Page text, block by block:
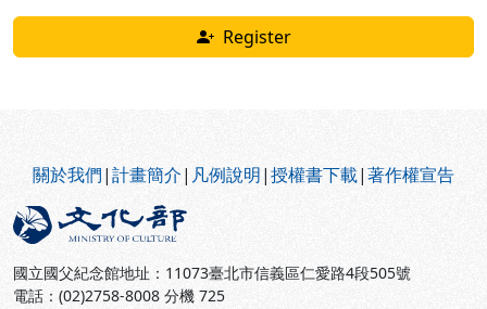
Register
關於我們|計畫簡介| 凡例說明|授權書下載|著作權宣告
國立國父紀念館地址：11073臺北市信義區仁愛路4段505號
電話：(02)2758-8008 分機 725